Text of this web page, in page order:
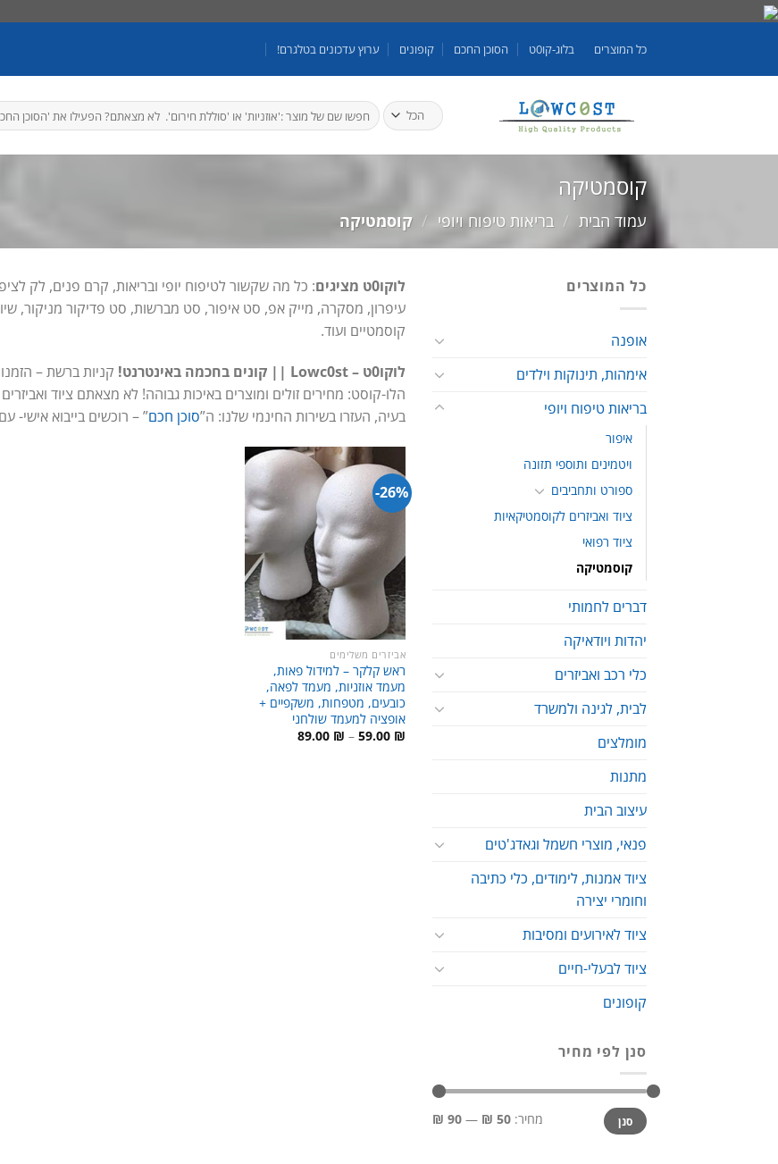
כל המוצרים בלוג-קו0ט הסוכן החכם קופונים ערוץ עדכונים בטלגרם!
חיפוש
עבור:
קוסמטיקה
עמוד הבית / בריאות טיפוח ויופי / קוסמטיקה
כל המוצרים
אופנה
אימהות, תינוקות וילדים
בריאות טיפוח ויופי
איפור
ויטמינים ותוספי תזונה
ספורט ותחביבים
ציוד ואביזרים לקוסמטיקאיות
ציוד רפואי
קוסמטיקה
דברים לחמותי
יהדות ויודאיקה
כלי רכב ואביזרים
לבית, לגינה ולמשרד
מומלצים
מתנות
עיצוב הבית
פנאי, מוצרי חשמל וגאדג'טים
ציוד אמנות, לימודים, כלי כתיבה
וחומרי יצירה
ציוד לאירועים ומסיבות
ציוד לבעלי-חיים
קופונים
סנן לפי מחיר
מחיר
מינימלי
מחיר
מקסימלי
סנן מחיר: 50 ₪
—
90 ₪
לוקו0ט מציגים
: כל מה שקשור לטיפוח יופי ובריאות, קרם פנים, לק
עיפרון, מסקרה, מייק אפ, סט איפור, סט מברשות, סט פדיקור מניקור,
קוסמטיים ועוד.
לוקו0ט – Lowc0st || קונים בחכמה באינטרנט!
קניות ברשת –
הלו-קוסט: מחירים זולים ומוצרים באיכות גבוהה! לא מצאתם ציוד
בעיה, העזרו בשירות החינמי שלנו: ה”סוכן חכם” – רוכשים בייבוא אישי-
26%-
אביזרים משלימים
ראש קלקר – למידול פאות,
מעמד אוזניות, מעמד לפאה,
כובעים, מטפחות, משקפיים +
אופציה למעמד שולחני
59.00 ₪
–
89.00 ₪ טווח